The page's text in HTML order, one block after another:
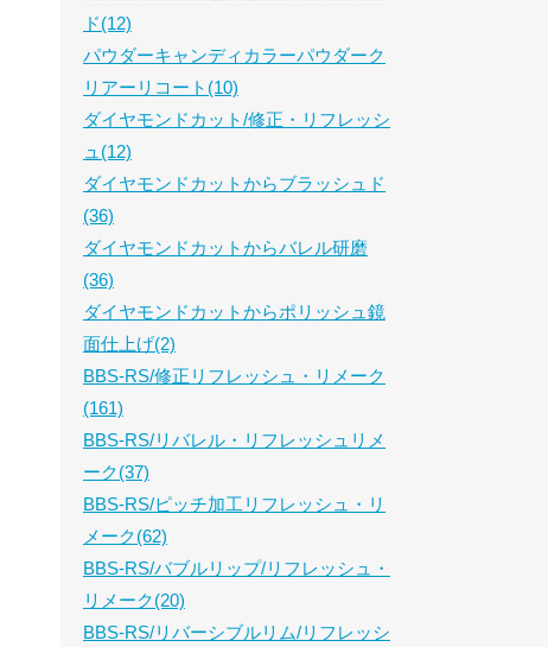
ド(12)
パウダーキャンディカラーパウダーク
リアーリコート(10)
ダイヤモンドカット/修正・リフレッシ
ュ(12)
ダイヤモンドカットからブラッシュド
(36)
ダイヤモンドカットからバレル研磨
(36)
ダイヤモンドカットからポリッシュ鏡
面仕上げ(2)
BBS-RS/修正リフレッシュ・リメーク
(161)
BBS-RS/リバレル・リフレッシュリメ
ーク(37)
BBS-RS/ピッチ加工リフレッシュ・リ
メーク(62)
BBS-RS/バブルリップ/リフレッシュ・
リメーク(20)
BBS-RS/リバーシブルリム/リフレッシ